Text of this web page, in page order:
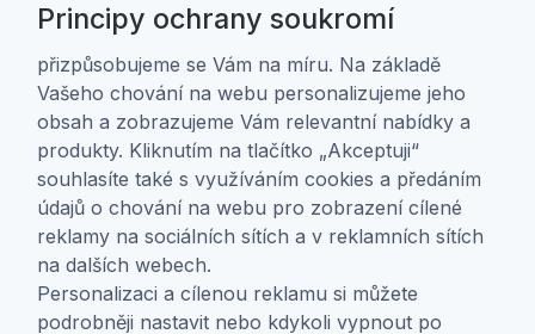
DIČ: CZ01805878
Zákaznická péče
Doprava a platba
Obchodní podmínky
Ochrana osobních údajů
Nastavení soukromí
O nás
Principy ochrany soukromí
přizpůsobujeme se Vám na míru. Na základě
Vašeho chování na webu personalizujeme jeho
obsah a zobrazujeme Vám relevantní nabídky a
produkty. Kliknutím na tlačítko „Akceptuji“
souhlasíte také s využíváním cookies a předáním
údajů o chování na webu pro zobrazení cílené
reklamy na sociálních sítích a v reklamních sítích
na dalších webech.
Personalizaci a cílenou reklamu si můžete
podrobněji nastavit nebo kdykoli vypnout po